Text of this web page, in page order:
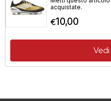
acquistate.
€10,00